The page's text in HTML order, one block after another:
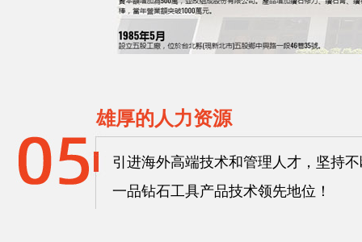
雄厚的人力资源
引进海外高端技术和管理人才，坚持
一品钻石工具产品技术领先地位！